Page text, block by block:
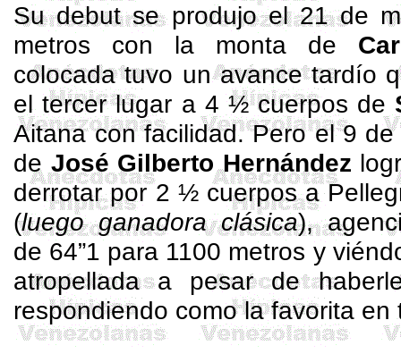
Su debut se produjo el 21 de
metros con la monta de
colocada tuvo un avance tardío
el tercer lugar a 4 ½ cuerpos de
Aitana con facilidad. Pero el 9
de José Gilberto Hernández
derrotar por 2 ½ cuerpos a
(luego ganadora clásica),
de 64”1 para 1100 metros y
atropellada a pesar de
respondiendo como la favorita en